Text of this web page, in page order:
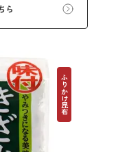
ださい。
ら
ふりかけ昆布